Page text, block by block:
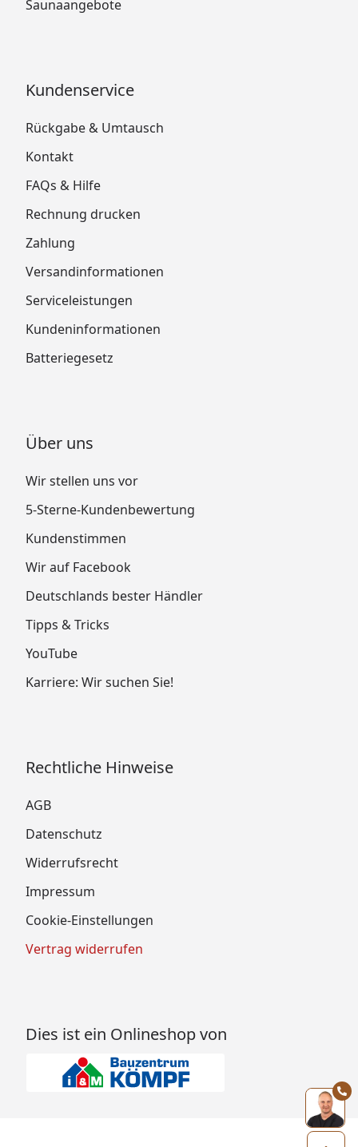
Saunaangebote
Kundenservice
Rückgabe & Umtausch
Kontakt
FAQs & Hilfe
Rechnung drucken
Zahlung
Versandinformationen
Serviceleistungen
Kundeninformationen
Batteriegesetz
Über uns
Wir stellen uns vor
5-Sterne-Kundenbewertung
Kundenstimmen
Wir auf Facebook
Deutschlands bester Händler
Tipps & Tricks
YouTube
Karriere: Wir suchen Sie!
Rechtliche Hinweise
AGB
Datenschutz
Widerrufsrecht
Impressum
Cookie-Einstellungen
Vertrag widerrufen
Dies ist ein Onlineshop von